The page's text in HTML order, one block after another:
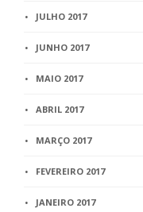
JULHO 2017
JUNHO 2017
MAIO 2017
ABRIL 2017
MARÇO 2017
FEVEREIRO 2017
JANEIRO 2017